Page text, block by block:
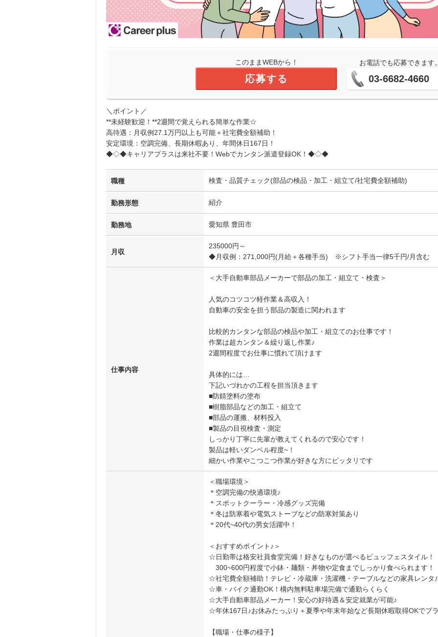
このままWEBから！
応募する
お電話でも応募できます
03-6682-4660
＼ポイント／
**未経験歓迎！**2週間で覚えられる簡単な作業☆
高待遇：月収例27.1万円以上も可能＋社宅費全額補助！
安定環境：空調完備、長期休暇あり、年間休日167日！
◆◇◆キャリアプラスは来社不要！Webでカンタン派遣登録OK！◆◇◆
職種 検査・品質チェック(部品の検品・加工・組立て/社宅費全額補助)
勤務形態 紹介
勤務地 愛知県 豊田市
月収
235000円～
◆月収例：271,000円(月給＋各種手当) ※シフト手当一律5千円/月含む
仕事内容
＜大手自動車部品メーカーで部品の加工・組立て・検査＞
人気のコツコツ軽作業＆高収入！
自動車の安全を担う部品の製造に関われます
比較的カンタンな部品の検品や加工・組立てのお仕事です！
作業は超カンタン＆繰り返し作業♪
2週間程度でお仕事に慣れて頂けます
具体的には…
下記いづれかの工程を担当頂きます
■防錆塗料の塗布
■樹脂部品などの加工・組立て
■部品の運搬、材料投入
■製品の目視検査・測定
しっかり丁寧に先輩が教えてくれるので安心です！
製品は軽いダンベル程度~！
細かい作業やこつこつ作業が好きな方にピッタリです
＜職場環境＞
＊空調完備の快適環境♪
＊スポットクーラー・冷感グッズ完備
＊冬は防寒着や電気ストーブなどの防寒対策あり
＊20代~40代の男女活躍中！
＜おすすめポイント♪＞
☆日勤帯は格安社員食堂完備！好きなものが選べるビュッフェスタイル！
300~600円程度で小鉢・麺類・丼物や定食までしっかり食べられます！
☆社宅費全額補助！テレビ・冷蔵庫・洗濯機・テーブルなどの家具レンタ
☆車・バイク通勤OK！構内無料駐車場完備で通勤らくらく
☆大手自動車部品メーカー！安心の好待遇＆安定就業が可能♪
☆年休167日♪お休みたっぷり＋夏季や年末年始など長期休暇取得OKでプ
【職場・仕事の様子】